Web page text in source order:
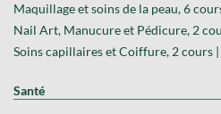
Maquillage et soins de la peau, 6 cours
Nail Art, Manucure et Pédicure, 2
Soins capillaires et Coiffure, 2 cours |
Santé